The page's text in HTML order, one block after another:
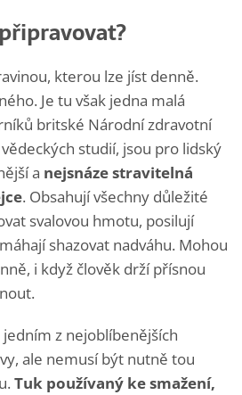
kterou lze jíst denně.
Je tu však jedna malá
britské Národní zdravotní
studií, jsou pro lidský
a nejsnáze stravitelná
. Obsahují všechny důležité
svalovou hmotu, posilují
shazovat nadváhu. Mohou
i když člověk drží přísnou
jedním z nejoblíbenějších
ale nemusí být nutně tou
Tuk používaný ke smažení,